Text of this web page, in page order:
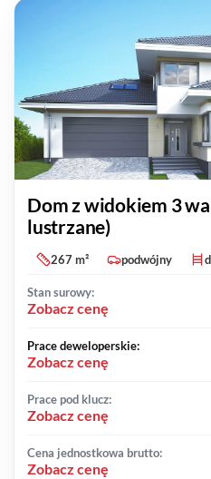
Dom z widokiem 3
lustrzane)
267 m² podwójny
Stan surowy:
Zobacz cenę
Prace deweloperskie:
Zobacz cenę
Prace pod klucz:
Zobacz cenę
Cena jednostkowa brutto:
Zobacz cenę